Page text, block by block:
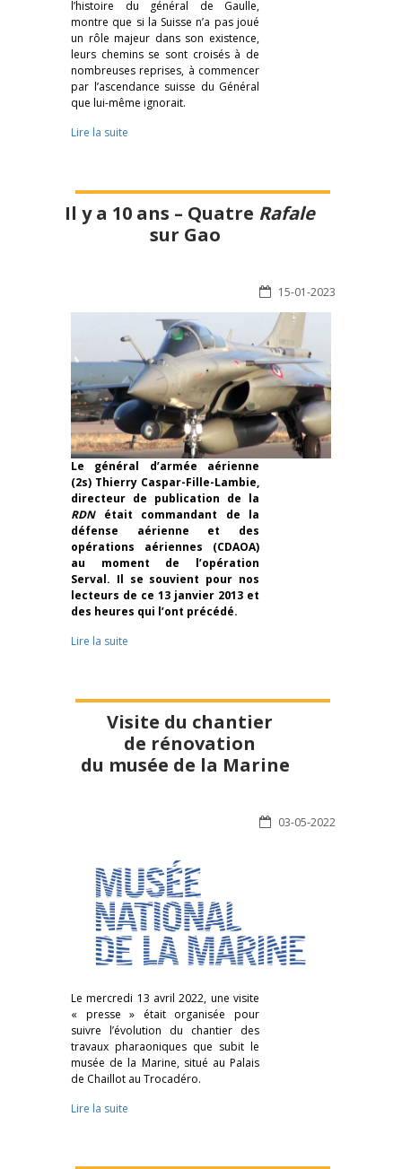
l’histoire du général de Gaulle,
montre que si la Suisse n’a pas joué
un rôle majeur dans son existence,
leurs chemins se sont croisés à de
nombreuses reprises, à commencer
par l’ascendance suisse du Général
que lui-même ignorait.
Lire la suite
Il y a 10 ans – Quatre Rafale
sur Gao
15-01-2023
Le général d’armée aérienne
(2s) Thierry Caspar-Fille-Lambie,
directeur de publication de la
RDNétait commandant de la
défense aérienne et des
opérations aériennes (CDAOA)
au moment de l’opération
Serval. Il se souvient pour nos
lecteurs de ce 13 janvier 2013 et
des heures qui l’ont précédé.
Lire la suite
Visite du chantier
de rénovation
du musée de la Marine
03-05-2022
Le mercredi 13 avril 2022, une visite
« presse » était organisée pour
suivre l’évolution du chantier des
travaux pharaoniques que subit le
musée de la Marine, situé au Palais
de Chaillot au Trocadéro.
Lire la suite